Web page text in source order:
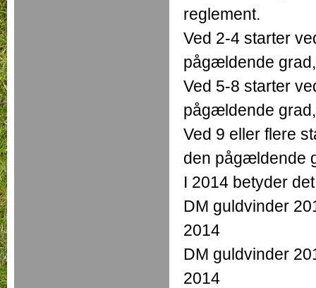
reglement.
Ved 2-4 starter
pågældende
Ved 5-8 starter
pågældende
Ved 9 eller flere
den pågældende
I 2014 betyder
DM guldvinder
2014
DM guldvinder
2014